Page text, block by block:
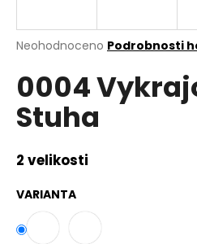
Průměrné
produktu
je
0,0
z
hvězdiček.
Neohodnoceno Podrobnosti
0004
Stuha
2 velikosti
VARIANTA
j
t
?